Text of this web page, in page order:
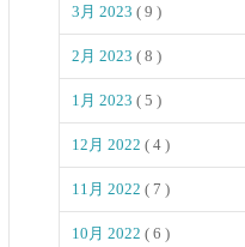
3月 2023 ( 9 )
2月 2023 ( 8 )
1月 2023 ( 5 )
12月 2022 ( 4 )
11月 2022 ( 7 )
10月 2022 ( 6 )